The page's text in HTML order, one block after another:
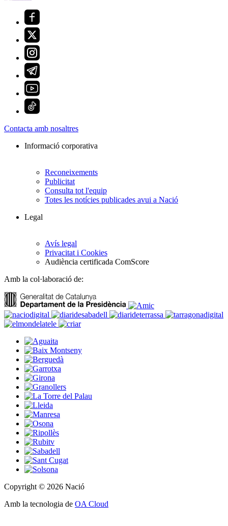
Contacta amb nosaltres
Informació corporativa
Reconeixements
Publicitat
Consulta tot l'equip
Totes les notícies publicades avui a Nació
Legal
Avís legal
Privacitat i Cookies
Audiència certificada ComScore
Amb la col·laboració de:
Copyright © 2026 Nació
Amb la tecnologia de OA Cloud